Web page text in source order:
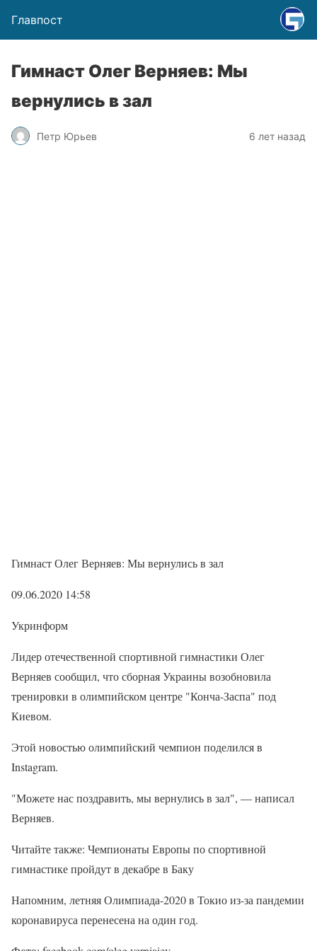
Главпост
Гимнаст Олег Верняев: Мы
вернулись в зал
Петр Юрьев 6 лет назад
Гимнаст Олег Верняев: Мы вернулись в зал
09.06.2020 14:58
Укринформ
Лидер отечественной спортивной гимнастики Олег
Верняев сообщил, что сборная Украины возобновила
тренировки в олимпийском центре "Конча-Заспа" под
Киевом.
Этой новостью олимпийский чемпион поделился в
Instagram.
"Можете нас поздравить, мы вернулись в зал", — написал
Верняев.
Читайте также: Чемпионаты Европы по спортивной
гимнастике пройдут в декабре в Баку
Напомним, летняя Олимпиада-2020 в Токио из-за пандемии
коронавируса перенесена на один год.